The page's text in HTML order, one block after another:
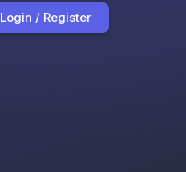
Login / Register